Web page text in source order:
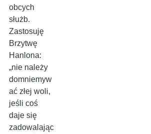
obcych
służb.
Zastosuję
Brzytwę
Hanlona:
„nie należy
domniemyw
ać złej woli,
jeśli coś
daje się
zadowalając